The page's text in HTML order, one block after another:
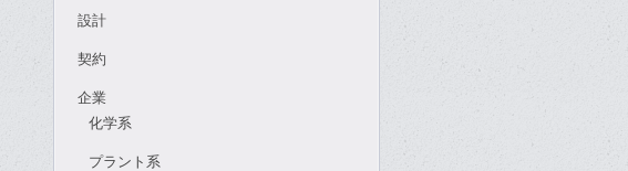
設計
契約
企業
化学系
プラント系